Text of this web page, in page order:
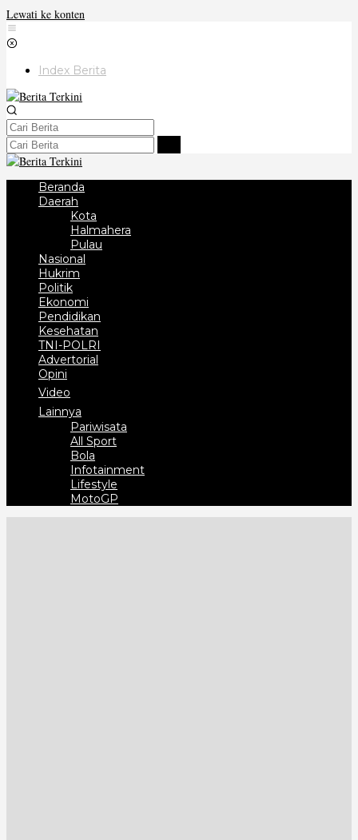
Lewati ke konten
Index Berita
Beranda
Daerah
Kota
Halmahera
Pulau
Nasional
Hukrim
Politik
Ekonomi
Pendidikan
Kesehatan
TNI-POLRI
Advertorial
Opini
Video
Lainnya
Pariwisata
All Sport
Bola
Infotainment
Lifestyle
MotoGP